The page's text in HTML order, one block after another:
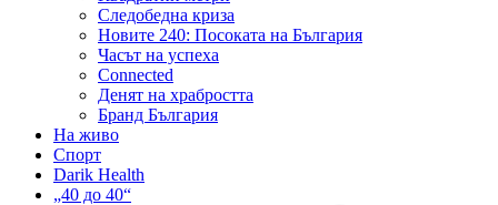
Следобедна криза
Новите 240: Посоката на България
Часът на успеха
Connected
Денят на храбростта
Бранд България
На живо
Спорт
Darik Health
„40 до 40“